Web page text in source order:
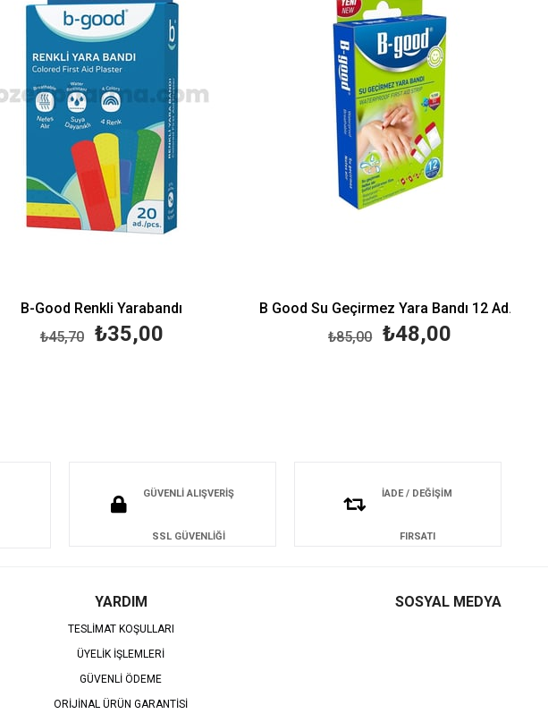
B-Good Renkli Yarabandı
₺35,00
₺45,70
B Good Su Geçirmez Yara Bandı 12 Adet
₺48,00
₺85,00
GÜVENLİ ALIŞVERİŞ
SSL GÜVENLİĞİ
İADE / DEĞİŞİM
FIRSATI
YARDIM
TESLİMAT KOŞULLARI
ÜYELİK İŞLEMLERİ
GÜVENLİ ÖDEME
ORİJİNAL ÜRÜN GARANTİSİ
SOSYAL MEDYA